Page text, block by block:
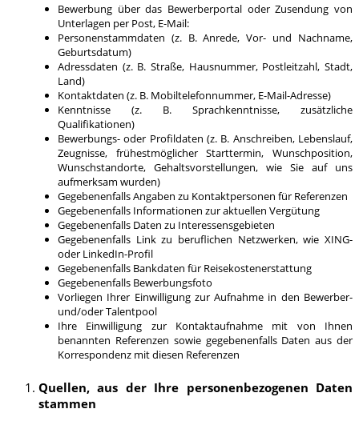
Bewerbung über das Bewerberportal oder Zusendung von
Unterlagen per Post, E-Mail:
Personenstammdaten (z. B. Anrede, Vor- und Nachname,
Geburtsdatum)
Adressdaten (z. B. Straße, Hausnummer, Postleitzahl, Stadt,
Land)
Kontaktdaten (z. B. Mobiltelefonnummer, E-Mail-Adresse)
Kenntnisse (z. B. Sprachkenntnisse, zusätzliche
Qualifikationen)
Bewerbungs- oder Profildaten (z. B. Anschreiben, Lebenslauf,
Zeugnisse, frühestmöglicher Starttermin, Wunschposition,
Wunschstandorte, Gehaltsvorstellungen, wie Sie auf uns
aufmerksam wurden)
Gegebenenfalls Angaben zu Kontaktpersonen für Referenzen
Gegebenenfalls Informationen zur aktuellen Vergütung
Gegebenenfalls Daten zu Interessensgebieten
Gegebenenfalls Link zu beruflichen Netzwerken, wie XING-
oder LinkedIn-Profil
Gegebenenfalls Bankdaten für Reisekostenerstattung
Gegebenenfalls Bewerbungsfoto
Vorliegen Ihrer Einwilligung zur Aufnahme in den Bewerber-
und/oder Talentpool
Ihre Einwilligung zur Kontaktaufnahme mit von Ihnen
benannten Referenzen sowie gegebenenfalls Daten aus der
Korrespondenz mit diesen Referenzen
Quellen, aus der Ihre personenbezogenen Daten
stammen